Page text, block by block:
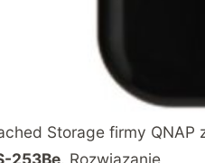
Storage firmy QNAP
253Be. Rozwiązanie